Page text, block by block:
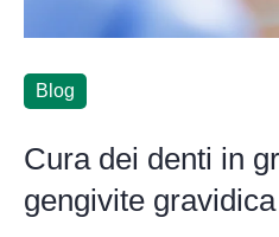
Blog
Cura dei denti in
gengivite gravidica